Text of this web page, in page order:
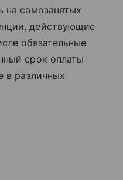
на самозанятых
действующие
обязательные
срок оплаты
в различных